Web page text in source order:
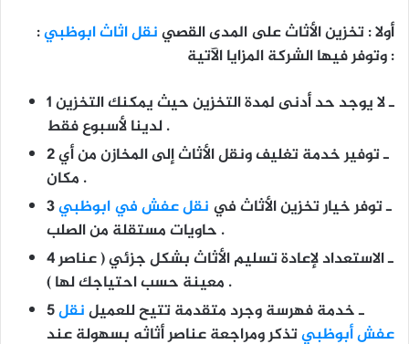
أولا : تخزين الأثاث على المدى القصينقل اثاث ابوظبي:
وتوفر فيها الشركة المزايا الآتية :
1 ـ لا يوجد حد أدنى لمدة التخزين حيث يمكنك التخزين
لدينا لأسبوع فقط .
2 ـ توفير خدمة تغليف ونقل الأثاث إلى المخازن من أي
مكان .
3 ـ توفر خيار تخزين الأثاث في نقل عفش في ابوظبي
حاويات مستقلة من الصلب .
4 ـ الاستعداد لإعادة تسليم الأثاث بشكل جزئي ( عناصر
معينة حسب احتياجك لها ) .
5 ـ خدمة فهرسة وجرد متقدمة تتيح للعميلنقل
عفش أبوظبيتذكر ومراجعة عناصر أثاثه بسهولة عند